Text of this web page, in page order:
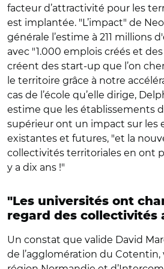
facteur d’attractivité pour les
est implantée. "L’impact" de
générale l’estime à 211 millions
avec "1.000 emplois créés et
créent des start-up que l’on
le territoire grâce à notre
cas de l’école qu’elle dirige,
estime que les établissements
supérieur ont un impact sur les
existantes et futures, "et la
collectivités territoriales en ont
y a dix ans !"
"Les universités ont
regard des collectivités
Un constat que valide David
de l’agglomération du